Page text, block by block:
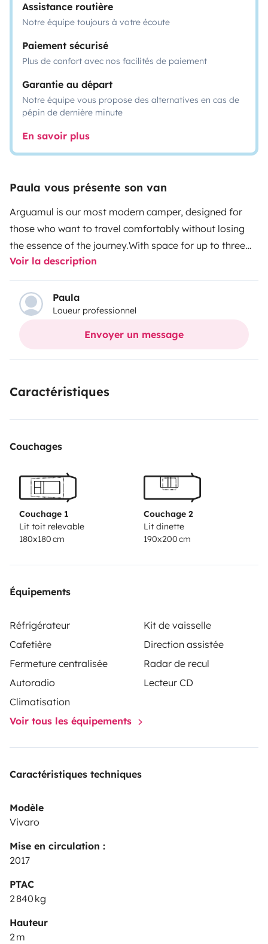
Assistance routière
Notre équipe toujours à votre écoute
Paiement sécurisé
Plus de confort avec nos facilités de paiement
Garantie au départ
Notre équipe vous propose des alternatives en cas de
pépin de dernière minute
En savoir plus
Paula vous présente son van
Arguamul is our most modern camper, designed for
those who want to travel comfortably without losing
the essence of the journey.With space for up to three
people and a pop-up roof, it offers the perfect balance
between freedom during the day and comfort at
night.Easy to drive, practical and well equipped, it’s
ideal for discovering La Gomera at your own pace and
enjoying the road without complications.
Voir la description
Paula
Loueur professionnel
Envoyer un message
Caractéristiques
Couchages
Couchage 1
Lit toit relevable
180x180 cm
Couchage 2
Lit dinette
190x200 cm
Équipements
Réfrigérateur
Kit de vaisselle
Cafetière
Direction assistée
Fermeture centralisée
Radar de recul
Autoradio
Lecteur CD
Climatisation
Voir tous les équipements
Caractéristiques techniques
Modèle
Vivaro
Mise en circulation :
2017
PTAC
2 840 kg
Hauteur
2 m